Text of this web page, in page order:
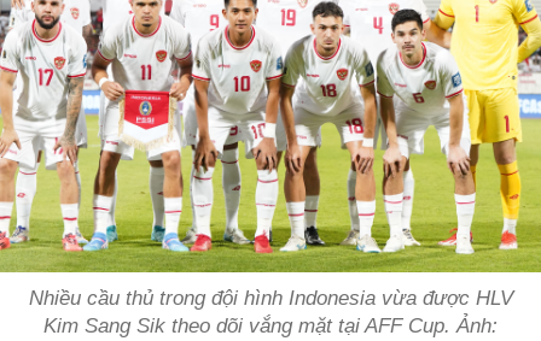
Nhiều cầu thủ trong đội hình Indonesia vừa được HLV
Kim Sang Sik theo dõi vắng mặt tại AFF Cup. Ảnh: